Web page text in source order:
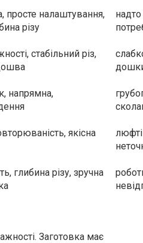
просте налаштування,
різу
стабільний різ,
напрямна,
якісна
глибина різу, зручна
Заготовка має